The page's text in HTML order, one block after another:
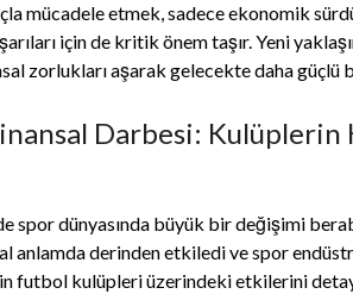
mücadele etmek, sadece ekonomik
için de kritik önem taşır. Yeni
zorlukları aşarak gelecekte daha
Darbesi: Kulüplerin
spor dünyasında büyük bir değişimi
anlamda derinden etkiledi ve spor
futbol kulüpleri üzerindeki etkilerini